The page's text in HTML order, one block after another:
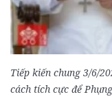
Tiếp kiến chung 3/6/
cách tích cực để